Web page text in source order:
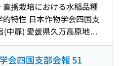
播栽培における水稲品種
特性 日本作物学会四国支
中扉) 愛媛県久万高原地域
索・収集と特性調査(日本
演会講演要旨) 愛媛県中山
会四国支部会報 51